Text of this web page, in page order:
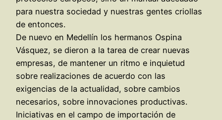
para nuestra sociedad y nuestras gentes criollas
de entonces.
De nuevo en Medellín los hermanos Ospina
Vásquez, se dieron a la tarea de crear nuevas
empresas, de mantener un ritmo e inquietud
sobre realizaciones de acuerdo con las
exigencias de la actualidad, sobre cambios
necesarios, sobre innovaciones productivas.
Iniciativas en el campo de importación de